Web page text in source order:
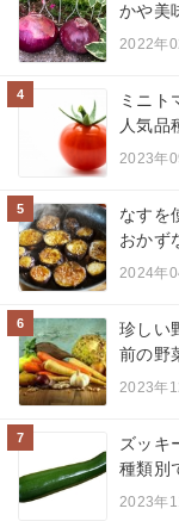
かや美
2022年
4
ミニト
人気品
2023年
5
なすを
おかず
2024年
6
珍しい
前の野
2023年
7
ズッキ
種類別
2023年